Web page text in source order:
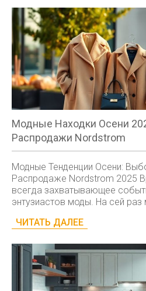
Модные Находки Осени
Распродажи Nordstrom
Модные Тенденции Осени:
Распродаже Nordstrom 2025
всегда захватывающее
энтузиастов моды. На сей
ЧИТАТЬ ДАЛЕЕ